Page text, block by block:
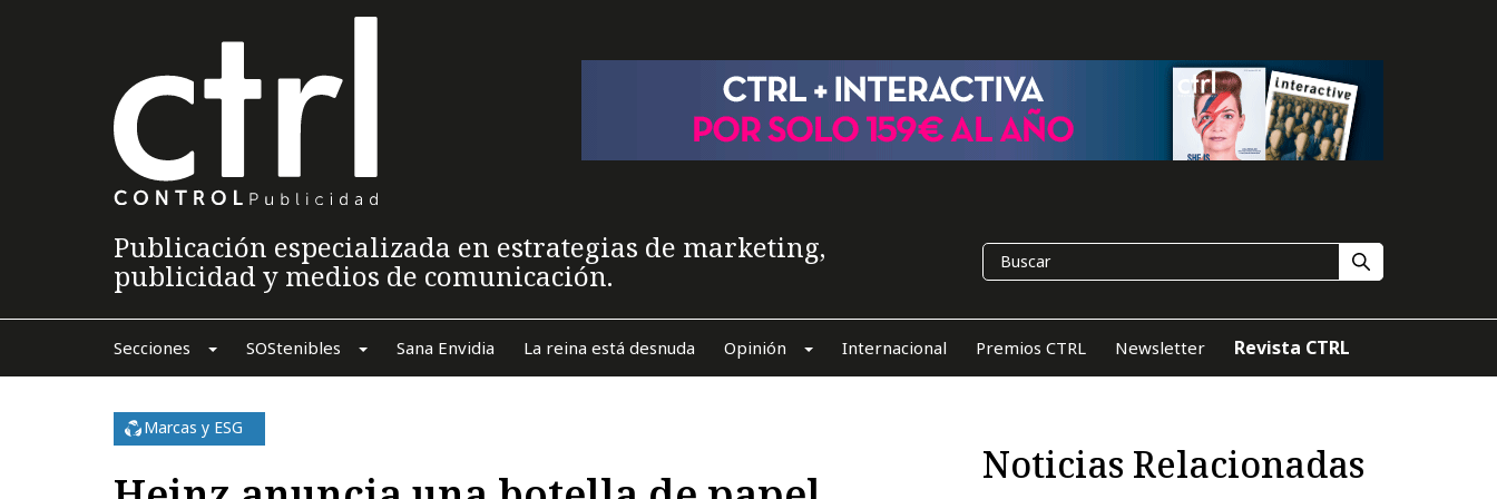
Publicación especializada en estrategias de marketing,
publicidad y medios de comunicación.
Secciones SOStenibles Sana Envidia La reina está desnuda Opinión Internacional Premios CTRL Newsletter Revista CTRL
Marcas y ESG
Noticias Relacionadas